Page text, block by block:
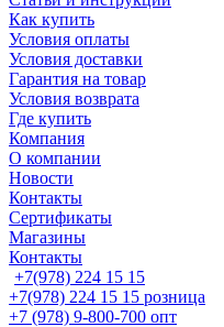
Как купить
Условия оплаты
Условия доставки
Гарантия на товар
Условия возврата
Где купить
Компания
О компании
Новости
Контакты
Сертификаты
Магазины
Контакты
+7(978) 224 15 15
+7(978) 224 15 15 розница
+7 (978) 9-800-700 опт